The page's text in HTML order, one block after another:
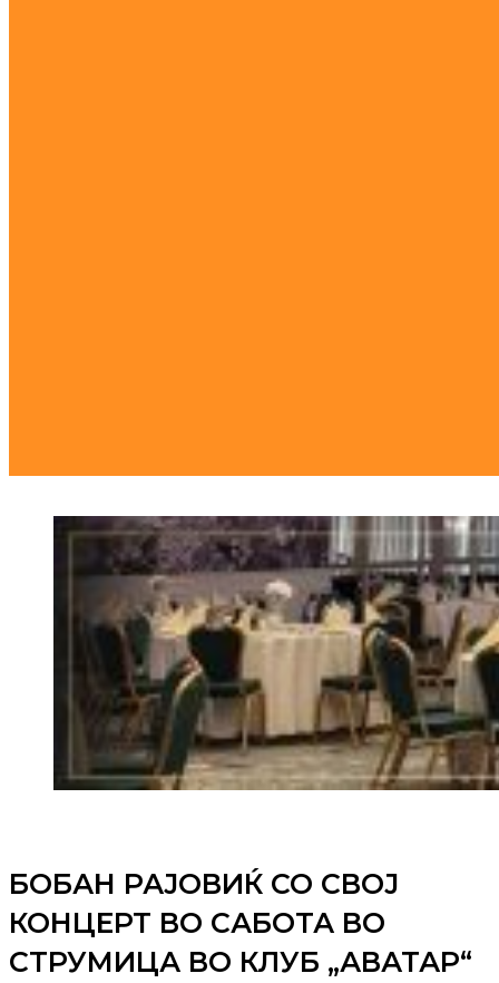
БОБАН РАЈОВИЌ СО СВОЈ
КОНЦЕРТ ВО САБОТА ВО
СТРУМИЦА ВО КЛУБ „АВАТАР“